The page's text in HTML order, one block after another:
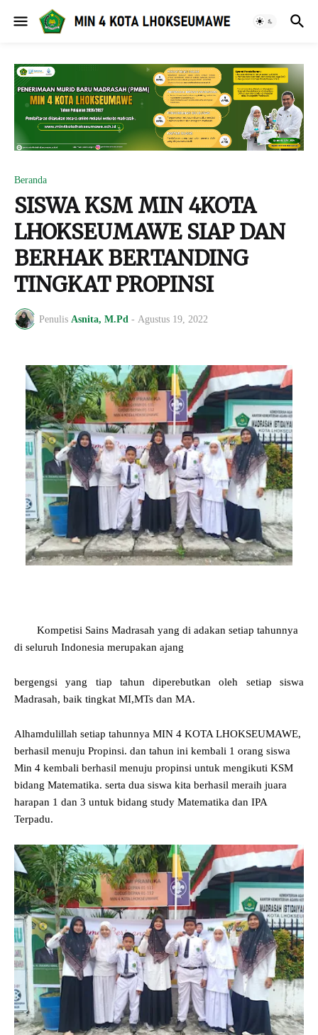
Beranda
SISWA KSM MIN 4KOTA
LHOKSEUMAWE SIAP DAN
BERHAK BERTANDING
TINGKAT PROPINSI
Penulis Asnita, M.Pd - Agustus 19, 2022
Kompetisi Sains Madrasah yang di adakan setiap tahunnya
di seluruh Indonesia merupakan ajang
bergengsi yang tiap tahun diperebutkan oleh setiap siswa
Madrasah, baik tingkat MI,MTs dan MA.
Alhamdulillah setiap tahunnya MIN 4 KOTA LHOKSEUMAWE,
berhasil menuju Propinsi. dan tahun ini kembali 1 orang siswa
Min 4 kembali berhasil menuju propinsi untuk mengikuti KSM
bidang Matematika. serta dua siswa kita berhasil meraih juara
harapan 1 dan 3 untuk bidang study Matematika dan IPA
Terpadu.